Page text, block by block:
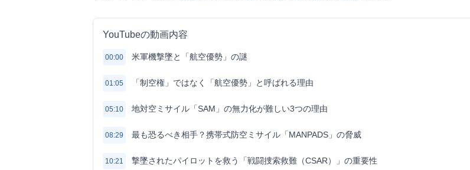
YouTubeの動画内容
00:00 米軍機撃墜と「航空優勢」の謎
01:05 「制空権」ではなく「航空優勢」と呼ばれる理由
05:10 地対空ミサイル「SAM」の無力化が難しい3つの理由
08:29 最も恐るべき相手？携帯式防空ミサイル「MANPADS」の脅威
10:21 撃墜されたパイロットを救う「戦闘捜索救難（CSAR）」の重要性